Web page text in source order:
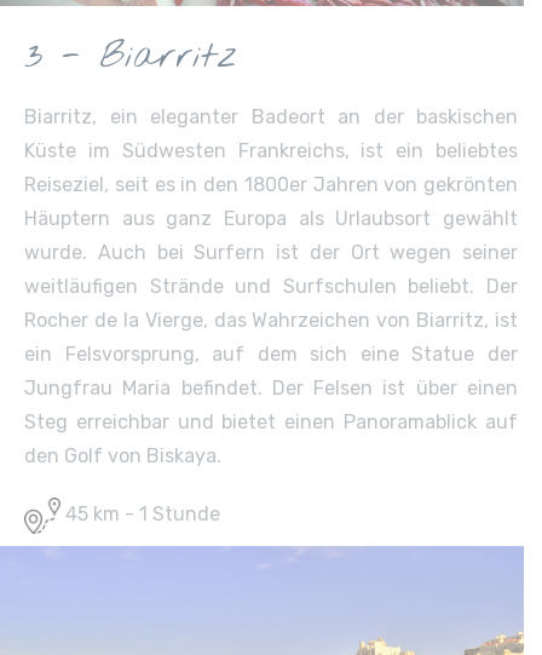
3 - Biarritz
Biarritz, ein eleganter Badeort an der baskischen
Küste im Südwesten Frankreichs, ist ein beliebtes
Reiseziel, seit es in den 1800er Jahren von gekrönten
Häuptern aus ganz Europa als Urlaubsort gewählt
wurde. Auch bei Surfern ist der Ort wegen seiner
weitläufigen Strände und Surfschulen beliebt. Der
Rocher de la Vierge, das Wahrzeichen von Biarritz, ist
ein Felsvorsprung, auf dem sich eine Statue der
Jungfrau Maria befindet. Der Felsen ist über einen
Steg erreichbar und bietet einen Panoramablick auf
den Golf von Biskaya.
45 km - 1 Stunde